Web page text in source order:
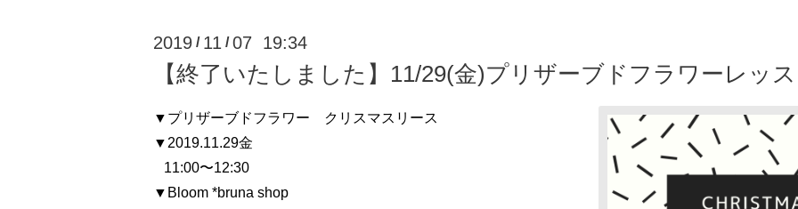
2019 / 11 /07 19:34
【終了いたしました】11/29(金)プリザーブドフラワーレッ
▼プリザーブドフラワー クリスマスリース
▼2019.11.29金
11:00〜12:30
▼Bloom *bruna shop